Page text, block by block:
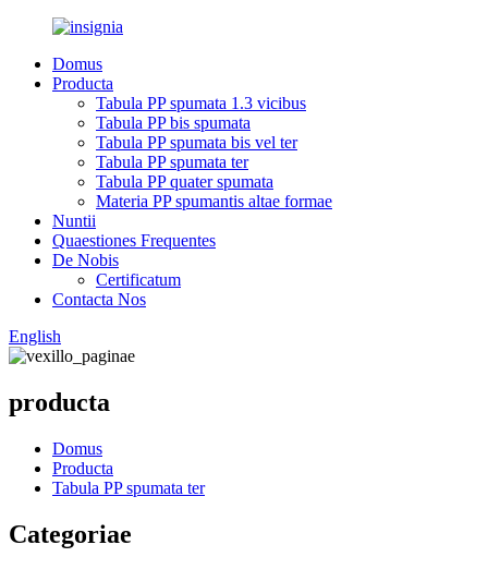
Domus
Producta
Tabula PP spumata 1.3 vicibus
Tabula PP bis spumata
Tabula PP spumata bis vel ter
Tabula PP spumata ter
Tabula PP quater spumata
Materia PP spumantis altae formae
Nuntii
Quaestiones Frequentes
De Nobis
Certificatum
Contacta Nos
English
producta
Domus
Producta
Tabula PP spumata ter
Categoriae